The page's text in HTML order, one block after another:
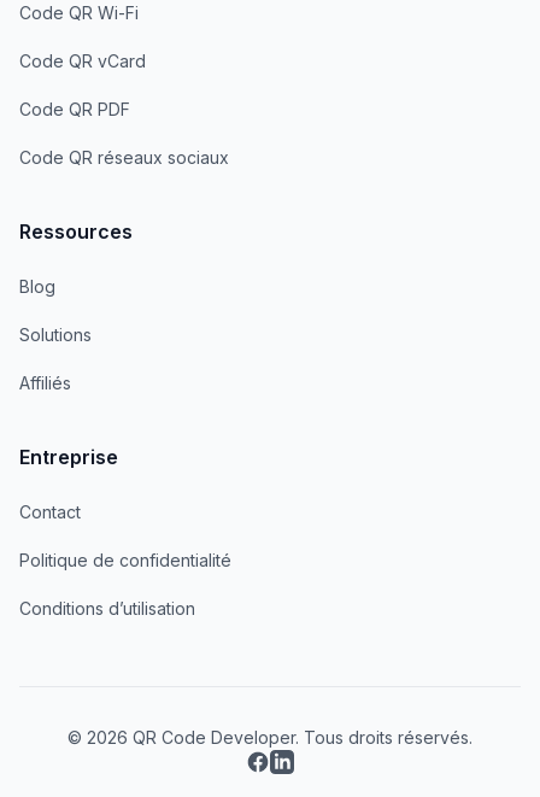
Code QR Wi-Fi
Code QR vCard
Code QR PDF
Code QR réseaux sociaux
Ressources
Blog
Solutions
Affiliés
Entreprise
Contact
Politique de confidentialité
Conditions d’utilisation
© 2026 QR Code Developer. Tous droits réservés.